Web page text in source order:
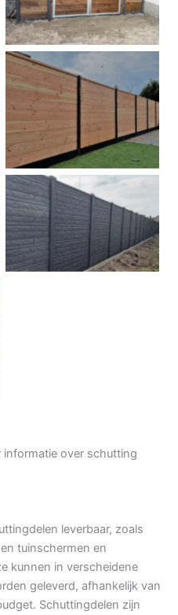
Douglas
Rots motief antraciet
informatie over schutting
leverbaar, zoals
tuinschermen en
kunnen in verscheidene
geleverd, afhankelijk van
Schuttingdelen zijn